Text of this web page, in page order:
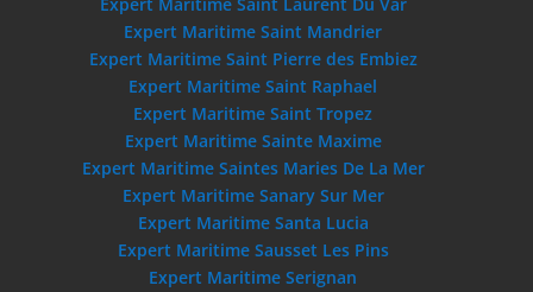
Expert Maritime Saint Mandrier
Expert Maritime Saint Pierre des Embiez
Expert Maritime Saint Raphael
Expert Maritime Saint Tropez
Expert Maritime Sainte Maxime
Expert Maritime Saintes Maries De La Mer
Expert Maritime Sanary Sur Mer
Expert Maritime Santa Lucia
Expert Maritime Sausset Les Pins
Expert Maritime Serignan